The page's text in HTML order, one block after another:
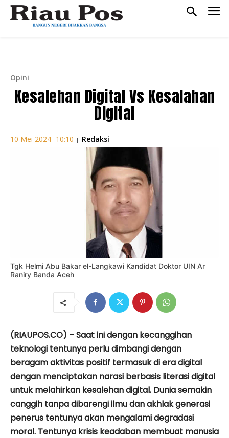
Opini
Kesalehan Digital Vs Kesalahan
Digital
10 Mei 2024 -10:10 | Redaksi
Tgk Helmi Abu Bakar el-Langkawi Kandidat Doktor UIN Ar
Raniry Banda Aceh
(RIAUPOS.CO) – Saat ini dengan kecanggihan
teknologi tentunya perlu dimbangi dengan
beragam aktivitas positif termasuk di era digital
dengan menciptakan narasi berbasis literasi digital
untuk melahirkan kesalehan digital. Dunia semakin
canggih tanpa dibarengi ilmu dan akhlak generasi
penerus tentunya akan mengalami degradasi
moral. Tentunya krisis keadaban membuat manusia